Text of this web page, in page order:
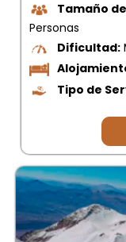
Tamaño
Personas
Dificultad:
Tipo de